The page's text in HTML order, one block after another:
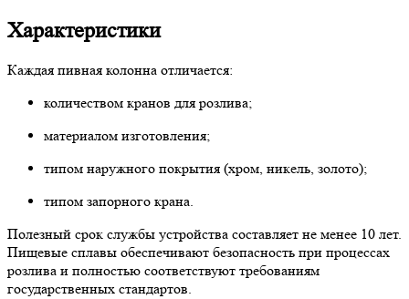
Характеристики
Каждая пивная колонна отличается:
количеством кранов для розлива;
материалом изготовления;
типом наружного покрытия (хром, никель, золото);
типом запорного крана.
Полезный срок службы устройства составляет не менее 10 лет.
Пищевые сплавы обеспечивают безопасность при процессах
розлива и полностью соответствуют требованиям
государственных стандартов.